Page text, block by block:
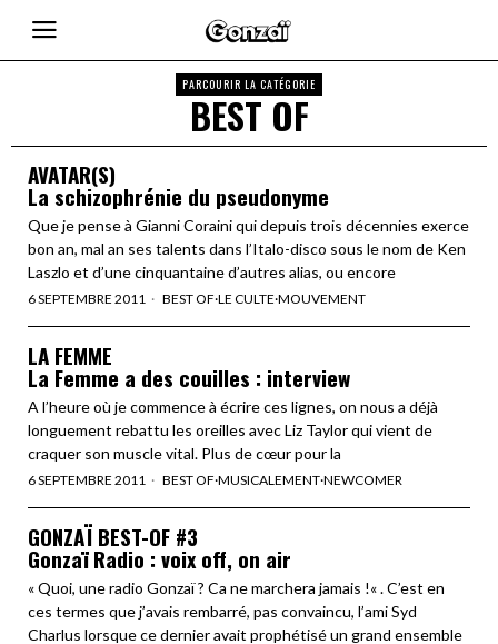
PARCOURIR LA CATÉGORIE
BEST OF
AVATAR(S)
La schizophrénie du pseudonyme
Que je pense à Gianni Coraini qui depuis trois décennies exerce
bon an, mal an ses talents dans l’Italo-disco sous le nom de Ken
Laszlo et d’une cinquantaine d’autres alias, ou encore
6 SEPTEMBRE 2011 BEST OF·LE CULTE·MOUVEMENT
LA FEMME
La Femme a des couilles : interview
A l’heure où je commence à écrire ces lignes, on nous a déjà
longuement rebattu les oreilles avec Liz Taylor qui vient de
craquer son muscle vital. Plus de cœur pour la
6 SEPTEMBRE 2011 BEST OF·MUSICALEMENT·NEWCOMER
GONZAÏ BEST-OF #3
Gonzaï Radio : voix off, on air
« Quoi, une radio Gonzaï ? Ca ne marchera jamais !« . C’est en
ces termes que j’avais rembarré, pas convaincu, l’ami Syd
Charlus lorsque ce dernier avait prophétisé un grand ensemble